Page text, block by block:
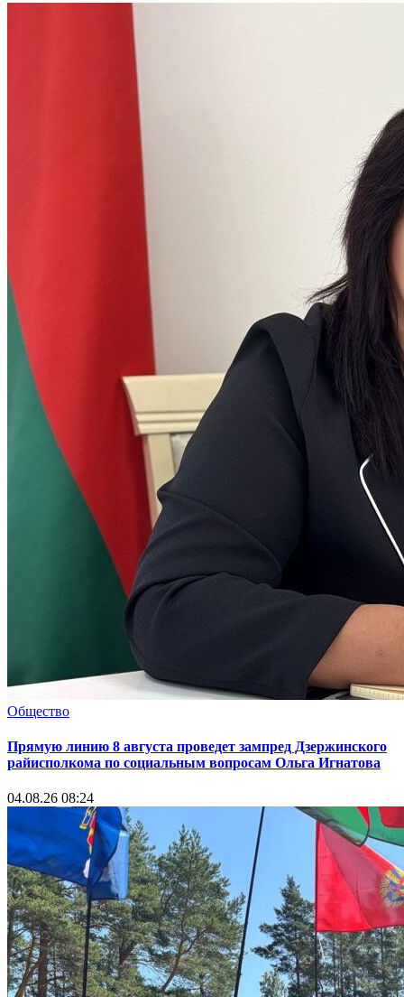
Общество
Прямую линию 8 августа проведет зампред Дзержинского
райисполкома по социальным вопросам Ольга Игнатова
04.08.26 08:24